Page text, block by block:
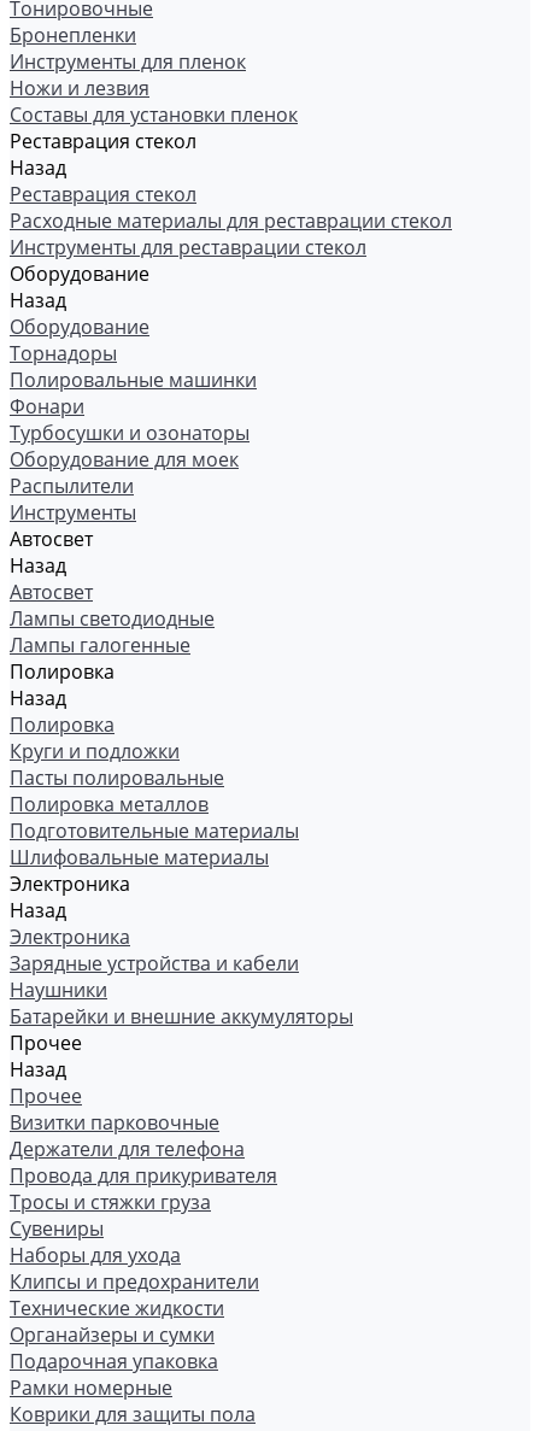
Тонировочные
Бронепленки
Инструменты для пленок
Ножи и лезвия
Составы для установки пленок
Реставрация стекол
Назад
Реставрация стекол
Расходные материалы для реставрации стекол
Инструменты для реставрации стекол
Оборудование
Назад
Оборудование
Торнадоры
Полировальные машинки
Фонари
Турбосушки и озонаторы
Оборудование для моек
Распылители
Инструменты
Автосвет
Назад
Автосвет
Лампы светодиодные
Лампы галогенные
Полировка
Назад
Полировка
Круги и подложки
Пасты полировальные
Полировка металлов
Подготовительные материалы
Шлифовальные материалы
Электроника
Назад
Электроника
Зарядные устройства и кабели
Наушники
Батарейки и внешние аккумуляторы
Прочее
Назад
Прочее
Визитки парковочные
Держатели для телефона
Провода для прикуривателя
Тросы и стяжки груза
Сувениры
Наборы для ухода
Клипсы и предохранители
Технические жидкости
Органайзеры и сумки
Подарочная упаковка
Рамки номерные
Коврики для защиты пола